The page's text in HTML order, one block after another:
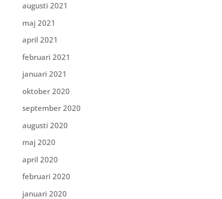
augusti 2021
maj 2021
april 2021
februari 2021
januari 2021
oktober 2020
september 2020
augusti 2020
maj 2020
april 2020
februari 2020
januari 2020